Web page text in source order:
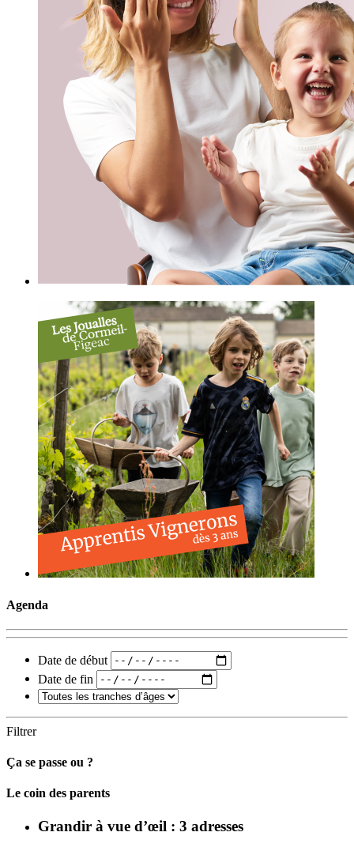
Agenda
Date de début
Date de fin
Filtrer
Ça se passe ou ?
Carto
Le coin des parents
Grandir à vue d’œil : 3 adresses